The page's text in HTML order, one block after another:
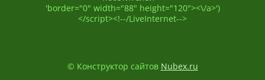
'border="0" width="88" height="120"><\/a>')
</script><!--/LiveInternet-->
© Конструктор сайтов Nubex.ru